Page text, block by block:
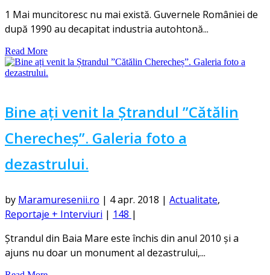
1 Mai muncitoresc nu mai există. Guvernele României de
după 1990 au decapitat industria autohtonă...
Read More
Bine ați venit la Ștrandul ”Cătălin
Cherecheș”. Galeria foto a
dezastrului.
by Maramuresenii.ro | 4 apr. 2018 | Actualitate,
Reportaje + Interviuri | 148 |
Ștrandul din Baia Mare este închis din anul 2010 și a
ajuns nu doar un monument al dezastrului,...